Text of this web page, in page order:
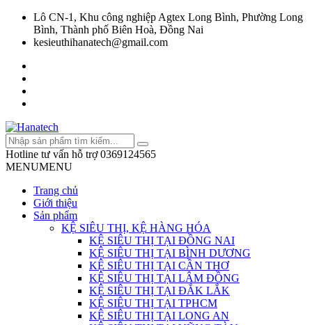
Lô CN-1, Khu công nghiệp Agtex Long Bình, Phường Long
Bình, Thành phố Biên Hoà, Đồng Nai
kesieuthihanatech@gmail.com
Hotline tư vấn hỗ trợ 0369124565
MENUMENU
Trang chủ
Giới thiệu
Sản phẩm
KỆ SIÊU THỊ, KỆ HÀNG HÓA
KỆ SIÊU THỊ TẠI ĐỒNG NAI
KỆ SIÊU THỊ TẠI BÌNH DƯƠNG
KỆ SIÊU THỊ TẠI CẦN THƠ
KỆ SIÊU THỊ TẠI LÂM ĐỒNG
KỆ SIÊU THỊ TẠI ĐẮK LẮK
KỆ SIÊU THỊ TẠI TPHCM
KỆ SIÊU THỊ TẠI LONG AN